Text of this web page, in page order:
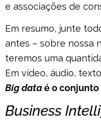
e associações de
Em resumo, junte
antes – sobre nossa
teremos uma
Em vídeo, áudio,
Big dataé o
Business